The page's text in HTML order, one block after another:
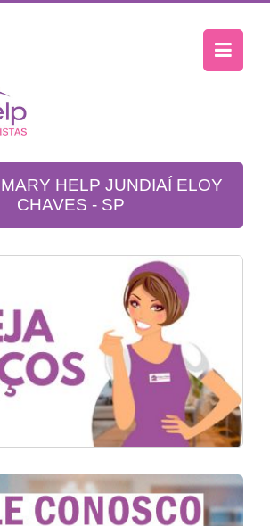
HELP JUNDIAÍ ELOY
CHAVES - SP